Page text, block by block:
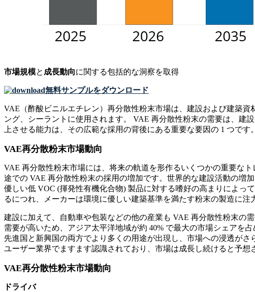
市場規模と 成長動向に関する包括的な洞察を取得
無料サンプルをダウンロード
VAE（酢酸ビニルエチレン）再分散性粉末市場は、建設および建築
ング、シーラントに使用されます。 VAE 再分散性粉末の需要は、建
上させる能力は、その広範な採用の背後にある重要な要因の 1 つで
VAE再分散粉末市場動向
VAE 再分散性粉末市場には、将来の軌道を形作るいくつかの重要な
途での VAE 再分散性粉末の採用の増加です。世界的な建設活動の増
優しい低 VOC (揮発性有機化合物) 製品に対する嗜好の高まりによっ
るにつれ、メーカーは環境に優しい建築基準を満たす粉末の製造に注
建設に加えて、自動車や包装などの他の産業も VAE 再分散性粉末の
需要が高いため、アジア太平洋地域が約 40% で最大の市場シェアを
先進国と新興国の両方でより多くの用途が出現し、市場への浸透が
ユーザー業界でますます認識されており、市場は成長し続けると予想
VAE再分散性粉末市場動向
ドライバ